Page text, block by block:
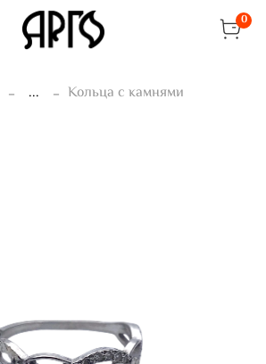
0
... Кольца с камнями